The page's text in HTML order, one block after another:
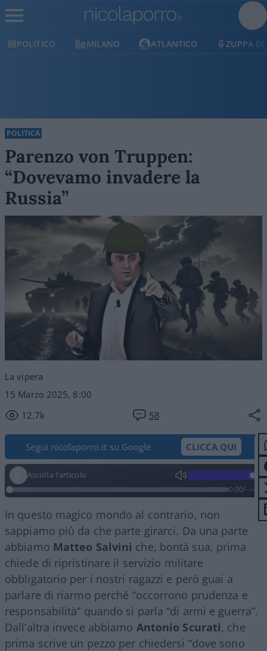
POLITICO MILANO ATLANTICO ZUPPA DI
POLITICA
Parenzo von Truppen:
“Dovevamo invadere la
Russia”
La vipera
15 Marzo 2025, 8:00
12.7k
58
Segui nicolaporro.it su Google CLICCA QUI
Ascolta l'articolo
0:00/--:--
In questo magico mondo al contrario, non
sappiamo più da che parte girarci. Da una parte
abbiamo Matteo Salvini che, bontà sua, prima
chiede di ripristinare il servizio militare
obbligatorio per i nostri ragazzi e però guai a
parlare di riarmo perché “occorrono prudenza e
responsabilità” quando si parla “di armi e guerra”.
Dall’altra invece abbiamo Antonio Scurati, che
prima scrive un pezzo per chiedersi “dove sono